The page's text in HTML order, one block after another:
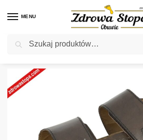
MENU
Rabat ⚡ 5% kod: ZDROWASTOPA (na